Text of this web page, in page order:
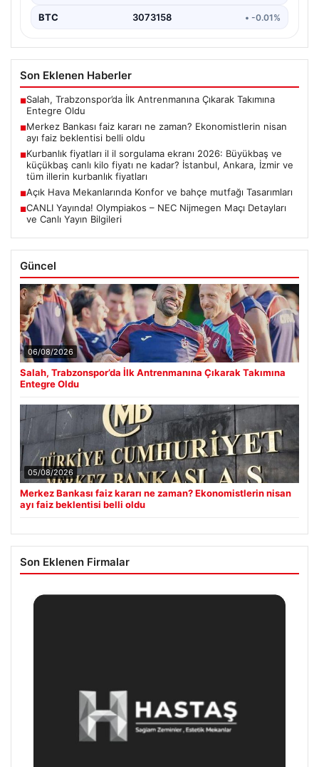
BTC 3073158 • -0.01%
Son Eklenen Haberler
■Salah, Trabzonspor’da İlk Antrenmanına Çıkarak Takımına
Entegre Oldu
■Merkez Bankası faiz kararı ne zaman? Ekonomistlerin nisan
ayı faiz beklentisi belli oldu
■Kurbanlık fiyatları il il sorgulama ekranı 2026: Büyükbaş ve
küçükbaş canlı kilo fiyatı ne kadar? İstanbul, Ankara, İzmir ve
tüm illerin kurbanlık fiyatları
■Açık Hava Mekanlarında Konfor ve bahçe mutfağı Tasarımları
■CANLI Yayında! Olympiakos – NEC Nijmegen Maçı Detayları
ve Canlı Yayın Bilgileri
Güncel
06/08/2026
Salah, Trabzonspor’da İlk Antrenmanına Çıkarak Takımına
Entegre Oldu
05/08/2026
Merkez Bankası faiz kararı ne zaman? Ekonomistlerin nisan
ayı faiz beklentisi belli oldu
Son Eklenen Firmalar